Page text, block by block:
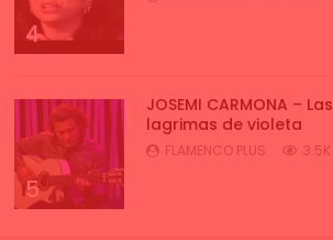
4
5
JOSEMI CARMONA – Las
lagrimas de violeta
FLAMENCO PLUS 3.5K